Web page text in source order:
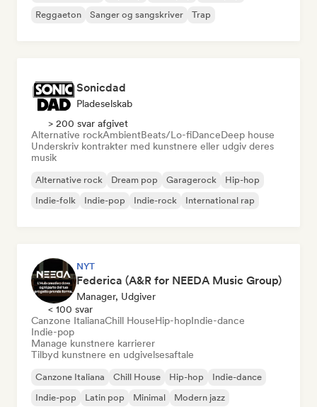
Reggaeton
Sanger og sangskriver Trap
Sonicdad
Pladeselskab
> 200 svar afgivet
Alternative rockAmbientBeats/Lo-fiDanceDeep house
Underskriv kontrakter med kunstnere eller udgiv deres
musik
Alternative rock Dream pop Garagerock
Hip-hop
Indie-folk
Indie-pop Indie-rock International rap
NYT
Federica (A&R for NEEDA Music Group)
Manager, Udgiver
< 100 svar
Canzone ItalianaChill HouseHip-hopIndie-dance
Indie-pop
Manage kunstnere karrierer
Tilbyd kunstnere en udgivelsesaftale
Canzone Italiana Chill House Hip-hop
Indie-dance
Indie-pop
Latin pop Minimal Modern jazz